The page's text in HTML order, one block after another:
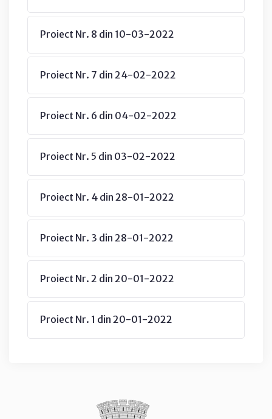
Proiect Nr. 8 din 10-03-2022
Proiect Nr. 7 din 24-02-2022
Proiect Nr. 6 din 04-02-2022
Proiect Nr. 5 din 03-02-2022
Proiect Nr. 4 din 28-01-2022
Proiect Nr. 3 din 28-01-2022
Proiect Nr. 2 din 20-01-2022
Proiect Nr. 1 din 20-01-2022